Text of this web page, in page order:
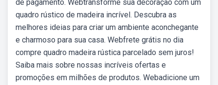
de pagamento. Webtransforme sua decoração com um
quadro rústico de madeira incrível. Descubra as
melhores ideias para criar um ambiente aconchegante
e charmoso para sua casa. Webfrete grátis no dia
compre quadro madeira rústica parcelado sem juros!
Saiba mais sobre nossas incríveis ofertas e
promoções em milhões de produtos. Webadicione um